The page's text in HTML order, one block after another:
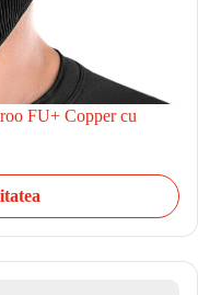
FU+ Copper cu